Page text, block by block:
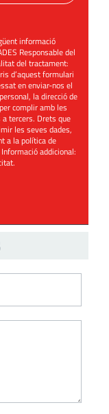
informació
Responsable del
del tractament:
d’aquest formulari
en enviar-nos el
la direcció de
complir amb les
tercers. Drets que
les seves dades,
a la política de
addicional:
.